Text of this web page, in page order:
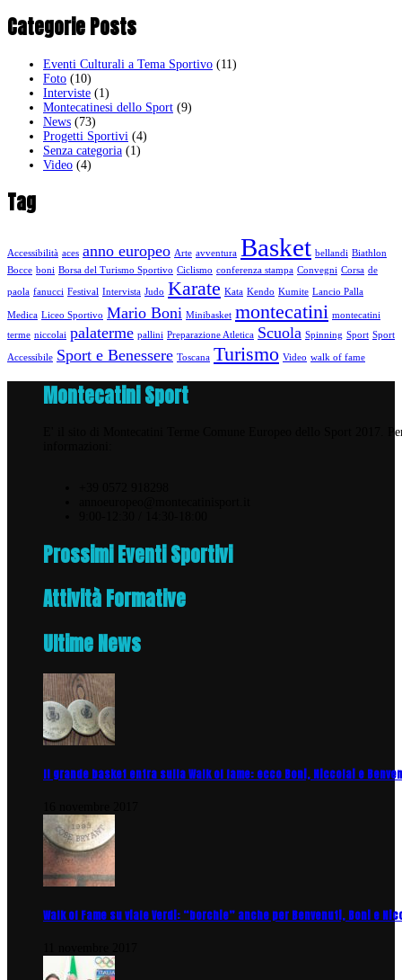
Categorie Posts
Eventi Culturali a Tema Sportivo (11)
Foto (10)
Interviste (1)
Montecatinesi dello Sport (9)
News (73)
Progetti Sportivi (4)
Senza categoria (1)
Video (4)
Tag
Accessibilità aces anno europeo Arte avventura Basket bellandi Biathlon
Bocce boni Borsa del Turismo Sportivo Ciclismo conferenza stampa Convegni Corsa de
paola fanucci Festival Intervista Judo Karate Kata Kendo Kumite Lancio Palla
Medica Liceo Sportivo Mario Boni Minibasket montecatini montecatini
terme niccolai palaterme pallini Preparazione Atletica Scuola Spinning Sport Sport
Accessibile Sport e Benessere Toscana Turismo Video walk of fame
Montecatini Sport
E' il sito di Montecatini Terme Comune Europeo dello Sport 2017.
Prossimi Eventi Sportivi
Attività Formative
Ultime News
Il grande basket entra sulla Walk of fame: ecco Boni, Niccolai e
Walk of Fame su viale Verdi: “borchie” anche per Benvenuti, Boni e